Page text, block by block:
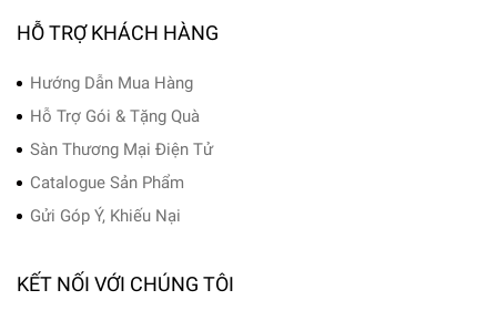
HỖ TRỢ KHÁCH HÀNG
Hướng Dẫn Mua Hàng
Hỗ Trợ Gói & Tặng Quà
Sàn Thương Mại Điện Tử
Catalogue Sản Phẩm
Gửi Góp Ý, Khiếu Nại
KẾT NỐI VỚI CHÚNG TÔI